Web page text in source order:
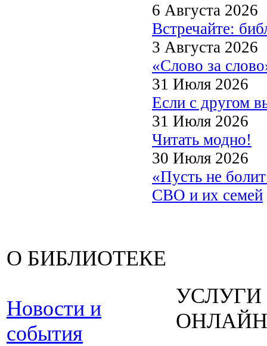
6 Августа 2026
Встречайте:
3 Августа 2026
«Слово за
31 Июля 2026
Если с другом
31 Июля 2026
Читать модно!
30 Июля 2026
«Пусть не
СВО и их семей
О БИБЛИОТЕКЕ
Новости и
события
УСЛУГИ
ОНЛАЙН